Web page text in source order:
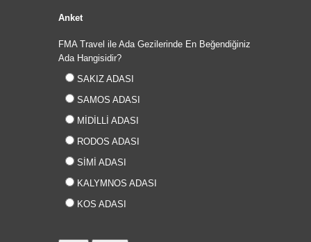
Anket
FMA Travel ile Ada Gezilerinde En Beğendiğiniz
Ada Hangisidir?
SAKIZ ADASI
SAMOS ADASI
MİDİLLİ ADASI
RODOS ADASI
SİMİ ADASI
KALYMNOS ADASI
KOS ADASI